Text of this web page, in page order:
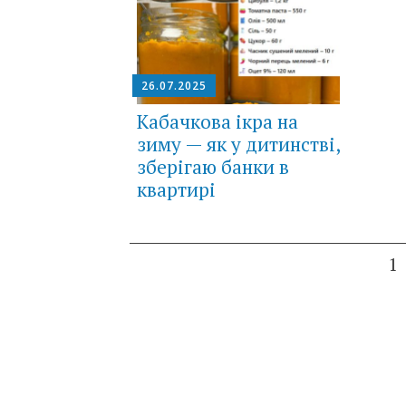
26.07.2025
Кабачкова ікра на
зиму — як у дитинстві,
зберігаю банки в
квартирі
1